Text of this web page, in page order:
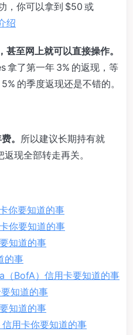
，你可以拿到 $50 或
绍
至网上就可以直接操作。
拿了第一年 3% 的返现，等
的季度返现还是不错的。
。 所以建议长期持有就
现全部转走再关。
你要知道的事
你要知道的事
知道的事
的事
（BofA）信用卡要知道的事
知道的事
知道的事
信用卡你要知道的事